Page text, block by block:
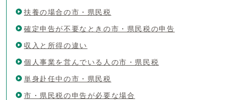
扶養の場合の市・県民税
確定申告が不要なときの市・県民税の申告
収入と所得の違い
個人事業を営んでいる人の市・県民税
単身赴任中の市・県民税
市・県民税の申告が必要な場合